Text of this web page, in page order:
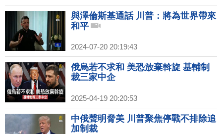
與澤倫斯基通話 川普：將為世界帶來
和平
2024-07-20 20:19:43
俄烏若不求和 美恐放棄斡旋 基輔制
裁三家中企
2025-04-19 20:20:53
中俄聲明脅美 川普聚焦停戰不排除追
加制裁